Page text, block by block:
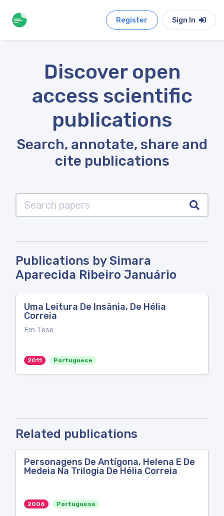
Register Sign In
Discover open
access scientific
publications
Search, annotate, share and
cite publications
Publications by Simara
Aparecida Ribeiro Januário
Uma Leitura De Insânia, De Hélia
Correia
Em Tese
2011 Portuguese
Related publications
Personagens De Antígona, Helena E De
Medeia Na Trilogia De Hélia Correia
2006 Portuguese